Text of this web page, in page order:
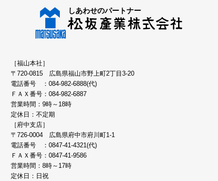
［福山本社］
〒720-0815 広島県福山市野上町2丁目3-20
電話番号 ：084-982-6888(代)
ＦＡＸ番号：084-982-6887
営業時間：9時～18時
定休日：不定期
［府中支店］
〒726-0004 広島県府中市府川町1-1
電話番号 ：0847-41-4321(代)
ＦＡＸ番号：0847-41-9586
営業時間：8時～17時
定休日：日祝